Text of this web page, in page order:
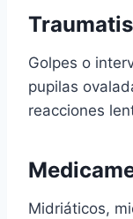
Golpes o
pupilas
reacciones
Midriáticos,